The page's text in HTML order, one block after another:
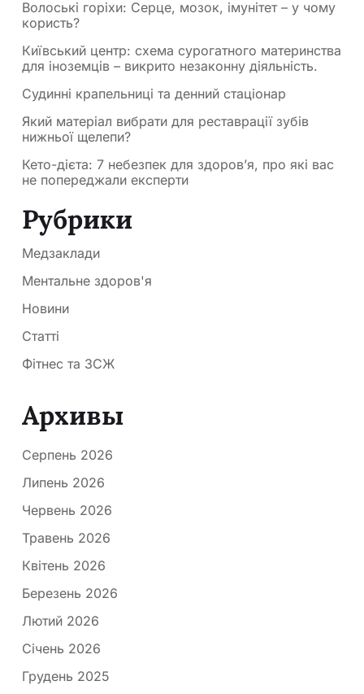
Волоські горіхи: Серце, мозок, імунітет – у чому
користь?
Київський центр: схема сурогатного материнства
для іноземців – викрито незаконну діяльність.
Судинні крапельниці та денний стаціонар
Який матеріал вибрати для реставрації зубів
нижньої щелепи?
Кето-дієта: 7 небезпек для здоров’я, про які вас
не попереджали експерти
Рубрики
Медзаклади
Ментальне здоров'я
Новини
Статті
Фітнес та ЗСЖ
Архивы
Серпень 2026
Липень 2026
Червень 2026
Травень 2026
Квітень 2026
Березень 2026
Лютий 2026
Січень 2026
Грудень 2025